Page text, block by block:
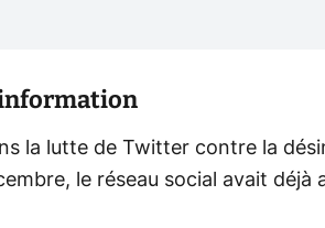
la lutte de Twitter contre la
le réseau social avait déjà